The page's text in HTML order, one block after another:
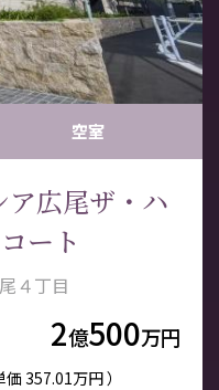
空室
ア広尾ザ・ハ
ート
４丁目
2億500万円
価 357.01万円 ）